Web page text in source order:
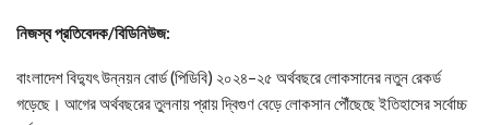
নিজস্ব প্রতিবেদক/বিডিনিউজ:
বাংলাদেশ বিদ্যুৎ উন্নয়ন বোর্ড (পিডিবি) ২০২৪–২৫ অর্থবছরে লোকসানের নতুন রেকর্ড
গড়েছে। আগের অর্থবছরের তুলনায় প্রায় দ্বিগুণ বেড়ে লোকসান পৌঁছেছে ইতিহাসের সর্বোচ্চ